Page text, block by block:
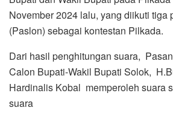
November 2024 lalu, yang diikuti tiga
(Paslon) sebagai kontestan Pilkada.
Dari hasil penghitungan suara,
Calon Bupati-Wakil Bupati Solok,
Hardinalis Kobal memperoleh suara
suara